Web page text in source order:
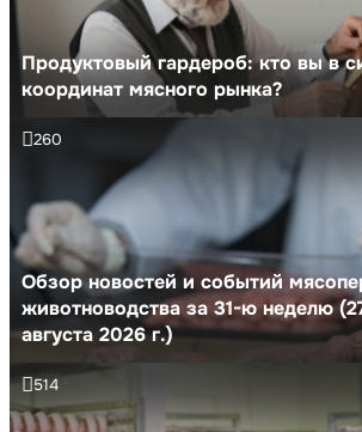
Продуктовый гардероб: кто вы в
координат мясного рынка?
Обзор новостей и событий
животноводства за 31-ю неделю
августа 2026 г.)
260
514